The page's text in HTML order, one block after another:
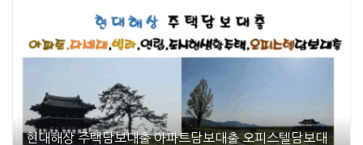
현대해상 주택담보대출 아파트담보대출 오피스텔담보대